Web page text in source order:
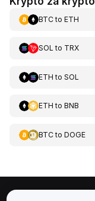
BTCto ETH
SOL to TRX
ETH to SOL
ETH to BNB
BTCto DOGE